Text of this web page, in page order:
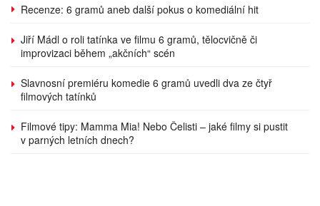
Recenze: 6 gramů aneb další pokus o komediální hit
Jiří Mádl o roli tatínka ve filmu 6 gramů, tělocvičně či
improvizaci během „akčních“ scén
Slavnosní premiéru komedie 6 gramů uvedli dva ze čtyř
filmových tatínků
Filmové tipy: Mamma Mia! Nebo Čelisti – jaké filmy si pustit
v parných letních dnech?